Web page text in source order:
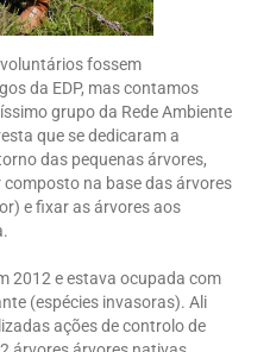
fossem
da EDP, mas contamos
grupo da Rede Ambiente
que se dedicaram a
das pequenas árvores,
na base das árvores
e fixar as árvores aos
2012 e estava ocupada com
(espécies invasoras). Ali
ações de controlo de